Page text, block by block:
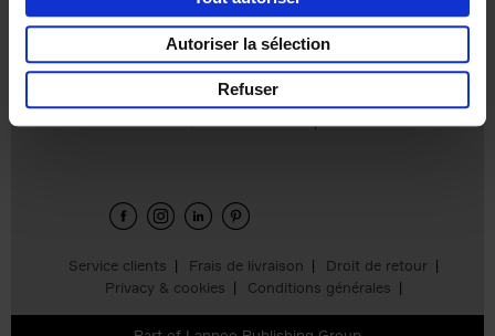
Autoriser la sélection
Refuser
Ajouter au panier
Service clients Frais de livraison
Droit de retour
Privacy & cookies
Conditions générales
Envie de bonnes idées de lecture, de